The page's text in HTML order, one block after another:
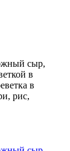
сыр,
в
в
рис,